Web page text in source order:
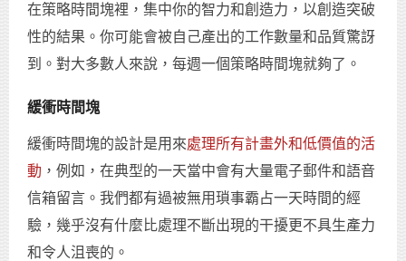
在策略時間塊裡，集中你的智力和創造力，以創造突破
性的結果。你可能會被自己產出的工作數量和品質驚訝
到。對大多數人來說，每週一個策略時間塊就夠了。
緩衝時間塊
緩衝時間塊的設計是用來處理所有計畫外和低價值的活
動 ，例如，在典型的一天當中會有大量電子郵件和語音
信箱留言。我們都有過被無用瑣事霸占一天時間的經
驗，幾乎沒有什麼比處理不斷出現的干擾更不具生產力
和令人沮喪的。